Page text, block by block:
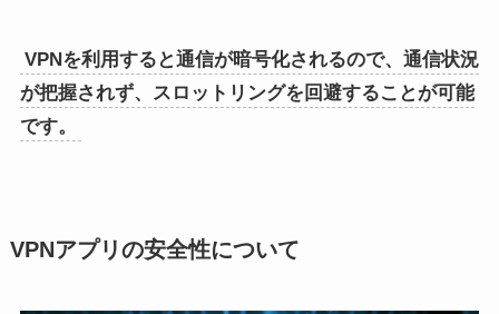
VPNを利用すると通信が暗号化されるので、通信状況
が把握されず、スロットリングを回避することが可能
です。
VPNアプリの安全性について